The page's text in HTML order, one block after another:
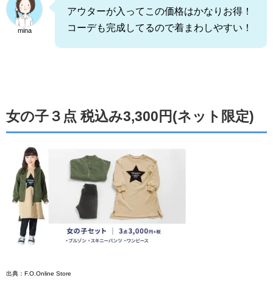
mina
アウターが入ってこの価格はかなりお得！
コーデも完成してるので着まわしやすい！
女の子３点 税込み3,300円(ネット限定)
出典：F.O.Online Store